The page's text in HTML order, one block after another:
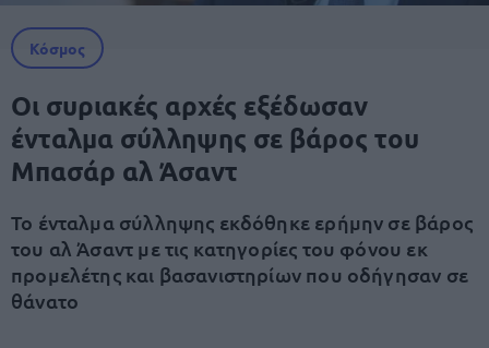
Κόσμος
Οι συριακές αρχές εξέδωσαν
ένταλμα σύλληψης σε βάρος του
Μπασάρ αλ Άσαντ
Το ένταλμα σύλληψης εκδόθηκε ερήμην σε βάρος
του αλ Άσαντ με τις κατηγορίες του φόνου εκ
προμελέτης και βασανιστηρίων που οδήγησαν σε
θάνατο